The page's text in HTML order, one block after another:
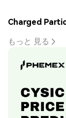
Charged
もっと 見る